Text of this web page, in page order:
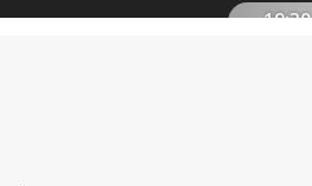
19:30